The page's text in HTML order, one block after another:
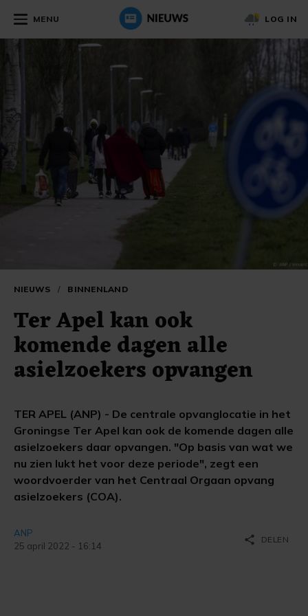
MENU LOG IN
NIEUWS / BINNENLAND
Ter Apel kan ook
komende dagen alle
asielzoekers opvangen
TER APEL (ANP) - De centrale opvanglocatie in het
Groningse Ter Apel kan ook de komende dagen alle
asielzoekers daar opvangen. "Op basis van wat we
nu zien lukt het voor deze periode", zegt een
woordvoerder van het Centraal Orgaan opvang
asielzoekers (COA).
ANP
25 april 2022 - 16:14
share DELEN